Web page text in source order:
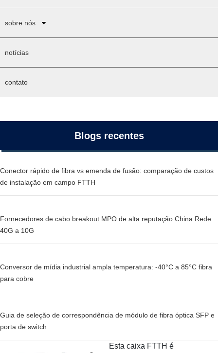
sobre nós
notícias
contato
Blogs recentes
Conector rápido de fibra vs emenda de fusão: comparação de custos
de instalação em campo FTTH
Fornecedores de cabo breakout MPO de alta reputação China Rede
40G a 10G
Conversor de mídia industrial ampla temperatura: -40°C a 85°C fibra
para cobre
Guia de seleção de correspondência de módulo de fibra óptica SFP e
porta de switch
Esta caixa FTTH é